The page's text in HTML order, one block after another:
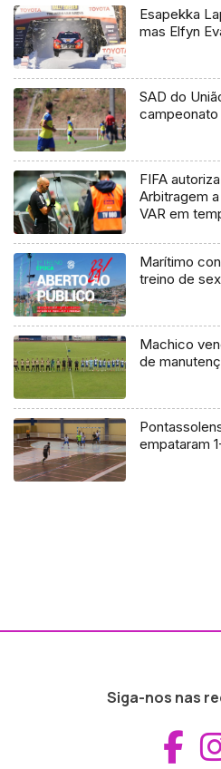
Esapekka
mas Elfyn
SAD do
FIFA
Arbitragem
VAR em
Marítimo
treino de
Machico
de
empataram
Siga-nos nas